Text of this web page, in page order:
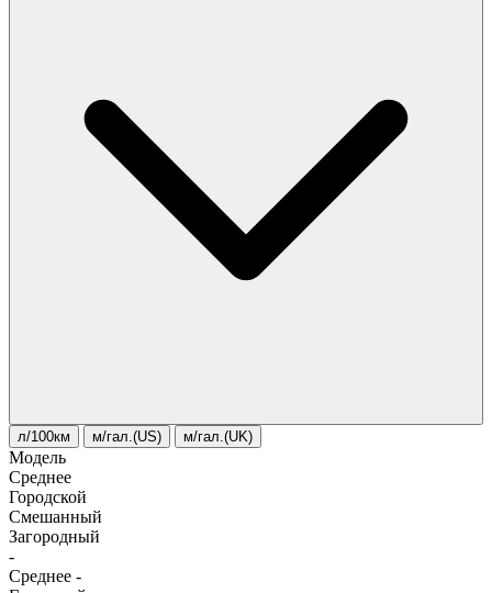
л/100км м/гал.(US) м/гал.(UK)
Модель
Среднее
Городской
Смешанный
Загородный
-
Среднее -